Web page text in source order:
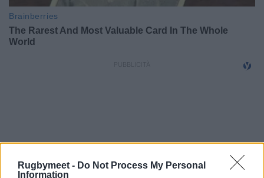
Rugbymeet - Do Not Process My Personal
Information